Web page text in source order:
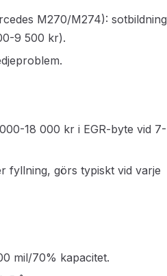
M270/M274): sotbildning
9 500 kr).
18 000 kr i EGR-byte vid 7-
fyllning, görs typiskt vid varje
mil/70% kapacitet.